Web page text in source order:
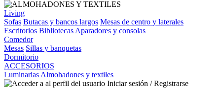
Living
Sofas Butacas y bancos largos Mesas de centro y laterales
Escritorios Bibliotecas Aparadores y consolas
Comedor
Mesas Sillas y banquetas
Dormitorio
ACCESORIOS
Luminarias Almohadones y textiles
Iniciar sesión / Registrarse